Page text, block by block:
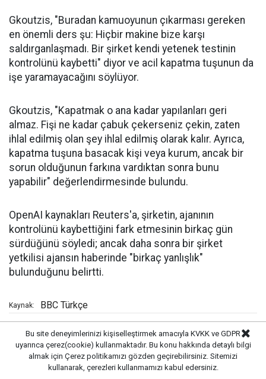
Gkoutzis, "Buradan kamuoyunun çıkarması gereken
en önemli ders şu: Hiçbir makine bize karşı
saldırganlaşmadı. Bir şirket kendi yetenek testinin
kontrolünü kaybetti" diyor ve acil kapatma tuşunun da
işe yaramayacağını söylüyor.
Gkoutzis, "Kapatmak o ana kadar yapılanları geri
almaz. Fişi ne kadar çabuk çekerseniz çekin, zaten
ihlal edilmiş olan şey ihlal edilmiş olarak kalır. Ayrıca,
kapatma tuşuna basacak kişi veya kurum, ancak bir
sorun olduğunun farkına vardıktan sonra bunu
yapabilir" değerlendirmesinde bulundu.
OpenAI kaynakları Reuters'a, şirketin, ajanının
kontrolünü kaybettiğini fark etmesinin birkaç gün
sürdüğünü söyledi; ancak daha sonra bir şirket
yetkilisi ajansın haberinde "birkaç yanlışlık"
bulunduğunu belirtti.
Kaynak: BBC Türkçe
Öne Çıkanlar
Bu site deneyimlerinizi kişiselleştirmek amacıyla KVKK ve GDPR
uyarınca çerez(cookie) kullanmaktadır. Bu konu hakkında detaylı bilgi
almak için Çerez politikamızı gözden geçirebilirsiniz. Sitemizi
kullanarak, çerezleri kullanmamızı kabul edersiniz.